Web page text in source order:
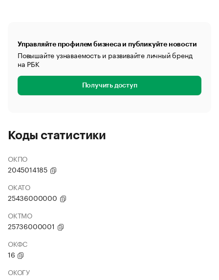
Управляйте профилем бизнеса и публикуйте новости
Повышайте узнаваемость и развивайте личный бренд
на РБК
Получить доступ
Коды статистики
ОКПО
2045014185
ОКАТО
25436000000
ОКТМО
25736000001
ОКФС
16
ОКОГУ